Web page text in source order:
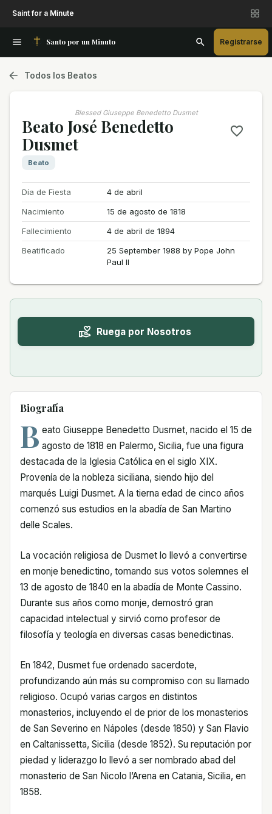
Saint for a Minute
Santo por un Minuto Registrarse
Todos los Beatos
Blessed Giuseppe Benedetto Dusmet
Beato José Benedetto
Dusmet
Beato
Día de Fiesta
4 de abril
Nacimiento
15 de agosto de 1818
Fallecimiento
4 de abril de 1894
Beatificado
25 September 1988 by Pope John
Paul II
Ruega por Nosotros
Biografía
B eato Giuseppe Benedetto Dusmet, nacido el 15 de
agosto de 1818 en Palermo, Sicilia, fue una figura
destacada de la Iglesia Católica en el siglo XIX.
Provenía de la nobleza siciliana, siendo hijo del
marqués Luigi Dusmet. A la tierna edad de cinco años
comenzó sus estudios en la abadía de San Martino
delle Scales.
La vocación religiosa de Dusmet lo llevó a convertirse
en monje benedictino, tomando sus votos solemnes el
13 de agosto de 1840 en la abadía de Monte Cassino.
Durante sus años como monje, demostró gran
capacidad intelectual y sirvió como profesor de
filosofía y teología en diversas casas benedictinas.
En 1842, Dusmet fue ordenado sacerdote,
profundizando aún más su compromiso con su llamado
religioso. Ocupó varias cargos en distintos
monasterios, incluyendo el de prior de los monasterios
de San Severino en Nápoles (desde 1850) y San Flavio
en Caltanissetta, Sicilia (desde 1852). Su reputación por
piedad y liderazgo lo llevó a ser nombrado abad del
monasterio de San Nicolo l’Arena en Catania, Sicilia, en
1858.